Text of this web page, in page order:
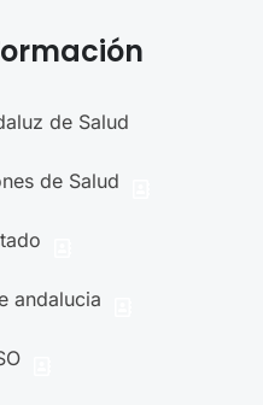
de Salud
de Salud
andalucia